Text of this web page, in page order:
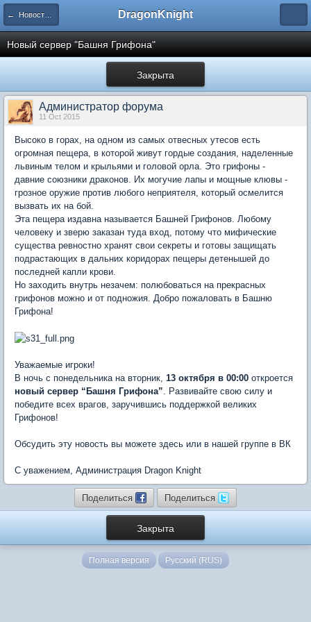
← Новости проекта DragonKnight
Новый сервер "Башня Грифона"
Закрыта
Администратор форума
11 Oct 2015
Высоко в горах, на одном из самых отвесных утесов есть
огромная пещера, в которой живут гордые создания, наделенные
львиным телом и крыльями и головой орла. Это грифоны -
давние союзники драконов. Их могучие лапы и мощные клювы -
грозное оружие против любого неприятеля, который осмелится
вызвать их на бой.
Эта пещера издавна называется Башней Грифонов. Любому
человеку и зверю заказан туда вход, потому что мифические
существа ревностно хранят свои секреты и готовы защищать
подрастающих в дальних коридорах пещеры детенышей до
последней капли крови.
Но заходить внутрь незачем: полюбоваться на прекрасных
грифонов можно и от подножия. Добро пожаловать в Башню
Грифона!
Уважаемые игроки!
В ночь с понедельника на вторник, 13 октября в 00:00 откроется
новый сервер “Башня Грифона”. Развивайте свою силу и
победите всех врагов, заручившись поддержкой великих
Грифонов!
Обсудить эту новость вы можете здесь или в нашей группе в ВК
С уважением, Администрация Dragon Knight
Поделиться Поделиться
Закрыта
Полная версия Русский (RUS)